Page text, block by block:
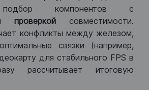
компонентов с
проверкой совместимости.
конфликты между железом,
связки (например,
для стабильного FPS в
рассчитывает итоговую